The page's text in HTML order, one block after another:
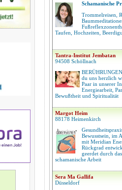
Schamanische
Trommelreisen,
Taufen, Hochzeiten,
Tantra-Institut Jembatan
94508 Schöllnach
du uns herzlich
Paar in unserer
Energiearbeit,
Bewußtheit und Spiritualität
Margot Heim
88178 Heimenkirch
Bewusstsein, im
mit Meridian
Rückgrad
geerdet durch
schamanische Arbeit
Sera Ma Gallifa
Düsseldorf